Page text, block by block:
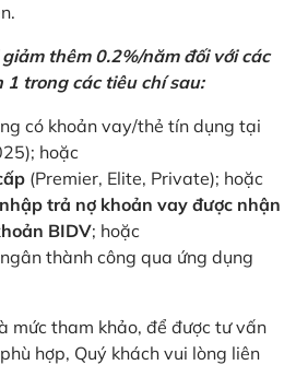
thêm 0.2%/năm đối với các
trong các tiêu chí sau:
có khoản vay/thẻ tín dụng tại
hoặc
(Premier, Elite, Private); hoặc
trả nợ khoản vay được nhận
BIDV; hoặc
thành công qua ứng dụng
mức tham khảo, để được tư vấn
hợp, Quý khách vui lòng liên